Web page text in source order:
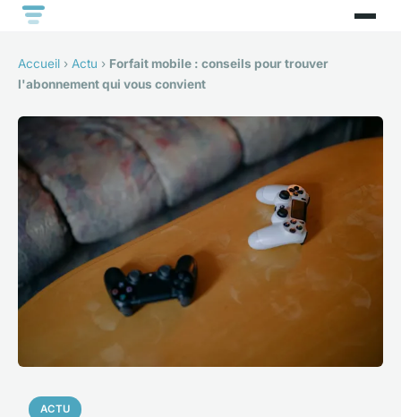
Accueil › Actu › Forfait mobile : conseils pour trouver
l'abonnement qui vous convient
ACTU